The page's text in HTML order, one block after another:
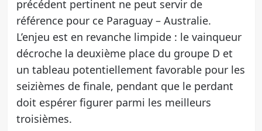
précédent pertinent ne peut servir de
référence pour ce Paraguay – Australie.
L’enjeu est en revanche limpide : le vainqueur
décroche la deuxième place du groupe D et
un tableau potentiellement favorable pour les
seizièmes de finale, pendant que le perdant
doit espérer figurer parmi les meilleurs
troisièmes.